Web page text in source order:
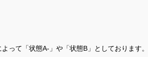
って「状態A-」や「状態B」としております。